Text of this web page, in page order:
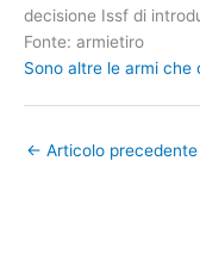
decisione Issf di
Fonte: armietiro
Sono altre le armi che
← Articolo precedente